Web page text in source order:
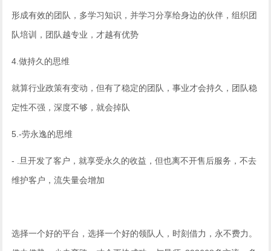
形成有效的团队，多学习知识，并学习分享给身边的伙伴，组织团
队培训，团队越专业，才越有优势
4.做持久的思维
就算行业政策有变动，但有了稳定的团队，事业才会持久，团队稳
定性不强，深度不够，就会掉队
5.-劳永逸的思维
- .旦开发了客户，就享受永久的收益，但也离不开售后服务，不去
维护客户，流失量会增加
选择一个好的平台，选择一个好的领队人，时刻借力，永不费力。